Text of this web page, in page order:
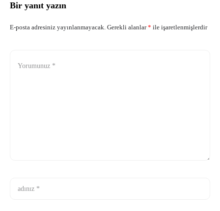
Kongre Merkezi’nde
Bir yanıt yazın
E-posta adresiniz yayınlanmayacak. Gerekli alanlar* ile işaretlenmişlerdir